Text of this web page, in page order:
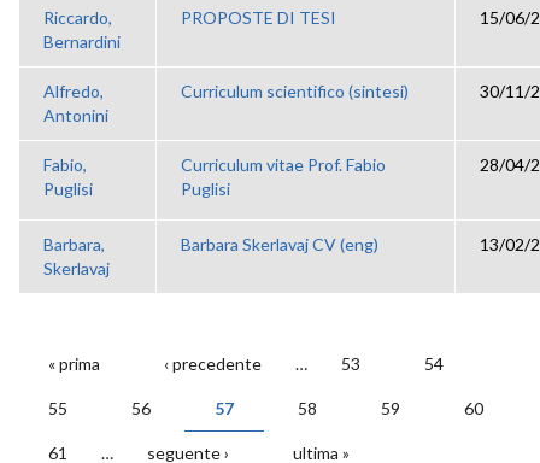
Riccardo,
Bernardini
PROPOSTE DI TESI 15/06/
Alfredo,
Antonini
Curriculum scientifico (sintesi) 30/11/
Fabio,
Puglisi
Curriculum vitae Prof. Fabio
Puglisi
28/04/
Barbara,
Skerlavaj
Barbara Skerlavaj CV (eng) 13/02/
PAGINE
« prima ‹ precedente … 53 54
55 56 57 58 59 60
61 … seguente › ultima »